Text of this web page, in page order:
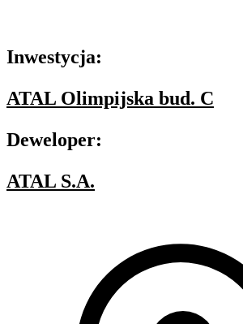
Inwestycja:
ATAL Olimpijska bud. C
Deweloper:
ATAL S.A.